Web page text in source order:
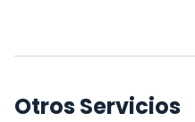
Otros Servicios